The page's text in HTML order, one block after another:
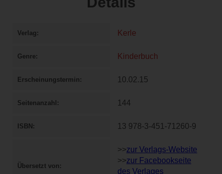
Verlag Kerle
Genre Kinderbuch
Erscheinungstermin 10.02.15
Seitenanzahl 144
ISBN 13 978-3-451-71260-9
Übersetzt von
>>zur Verlags-Website
>>zur Facebookseite
des Verlages